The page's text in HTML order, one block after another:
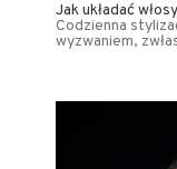
Jak układać
Codzienna
wyzwaniem,